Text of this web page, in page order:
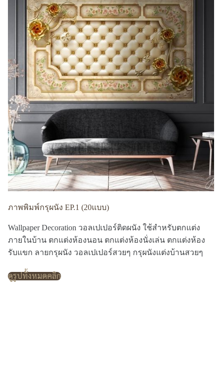
ภาพพิมพ์กรุผนัง EP.1 (20แบบ)
Wallpaper Decoration วอลเปเปอร์ติดผนัง ใช้สำหรับตกแต่ง
ภายในบ้าน ตกแต่งห้องนอน ตกแต่งห้องนั่งเล่น ตกแต่งห้อง
รับแขก ลายกรุผนัง วอลเปเปอร์สวยๆ กรุผนังแต่งบ้านสวยๆ
ดูรูปทั้งหมดคลิก